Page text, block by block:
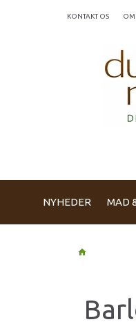
KONTAKT OS OM
NYHEDER MAD